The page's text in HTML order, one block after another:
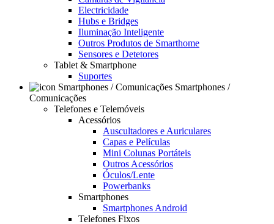
Electricidade
Hubs e Bridges
Iluminação Inteligente
Outros Produtos de Smarthome
Sensores e Detetores
Tablet & Smartphone
Suportes
Smartphones /
Comunicações
Telefones e Telemóveis
Acessórios
Auscultadores e Auriculares
Capas e Películas
Mini Colunas Portáteis
Outros Acessórios
Óculos/Lente
Powerbanks
Smartphones
Smartphones Android
Telefones Fixos